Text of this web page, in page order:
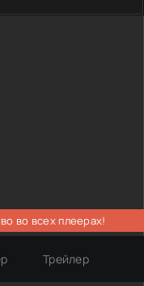
во всех плеерах!
Трейлер